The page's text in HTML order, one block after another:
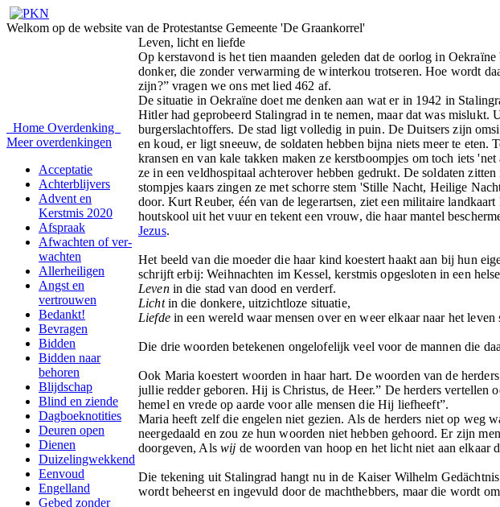
Welkom op de website van de Protestantse Gemeente 'De Graankorrel'
Home Overdenking
Meer overdenkingen
Acceptatie
Achterblijvers
Advent en
Kerstmis 2020
Afspraak
Afwachten of ver-
wachten
Allerheiligen
Angst en
vertrouwen
Bedankt!
Bevragen
Bidden
Bidden naar
behoren
Blijdschap
Blind en ziende
Dagboeknotities
Deuren open
Dienen
Duizelingwekkend
Eenvoud
Engelland
Gebed zonder
Leven, licht en liefde
Op kerstavond is het tien maanden geleden dat de oorlog in
donker, die zonder verwarming de winterkou trotseren. Hoe wordt
zijn?” vragen we ons met lied 462 af.
De situatie in Oekraïne doet me denken aan wat er in 1942 in
Hitler had geprobeerd Stalingrad in te nemen, maar dat was
burgerslachtoffers. De stad ligt volledig in puin. De Duitsers zijn
en koud, er ligt sneeuw, de soldaten hebben bijna niets meer te eten.
kransen en van kale takken maken ze kerstboompjes om toch iets
ze in een veldhospitaal achterover hebben gedrukt. De soldaten
stompjes kaars zingen ze met schorre stem 'Stille Nacht, Heilige
door. Kurt Reuber, één van de legerartsen, ziet een militaire
houtskool uit het vuur en tekent een vrouw, die haar mantel
Jezus.
Het beeld van die moeder die haar kind koestert haakt aan bij hun
schrijft erbij: Weihnachten im Kessel, kerstmis opgesloten in een
Levenin die stad van dood en verderf.
Lichtin die donkere, uitzichtloze situatie,
Liefdein een wereld waar mensen over en weer elkaar naar het leven
Die drie woorden betekenen ongelofelijk veel voor de mannen die
Ook Maria koestert woorden in haar hart. De woorden van de
jullie redder geboren. Hij is Christus, de Heer.” De herders vertellen
hemel en vrede op aarde voor alle mensen die Hij liefheeft”.
Maria heeft zelf die engelen niet gezien. Als de herders niet op weg
neergedaald en zou ze hun woorden niet hebben gehoord. Er zijn
doorgeven, Als wij de woorden van hoop en het licht niet aan elkaar
Die tekening uit Stalingrad hangt nu in de Kaiser Wilhelm
wordt beheerst en ingevuld door de machthebbers, maar die wordt